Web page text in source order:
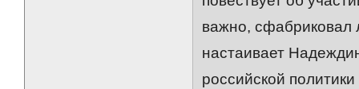
важно, сфабриковал
настаивает
российской